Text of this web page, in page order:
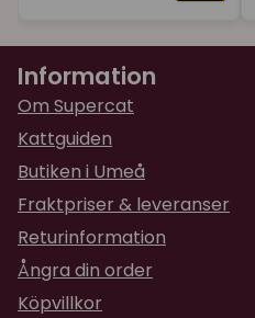
Information
Om Supercat
Kattguiden
Butiken i Umeå
Fraktpriser & leveranser
Returinformation
Ångra din order
Köpvillkor